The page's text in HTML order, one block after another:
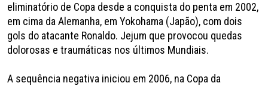
eliminatório de Copa desde a conquista do penta em 2002,
em cima da Alemanha, em Yokohama (Japão), com dois
gols do atacante Ronaldo. Jejum que provocou quedas
dolorosas e traumáticas nos últimos Mundiais.
A sequência negativa iniciou em 2006, na Copa da